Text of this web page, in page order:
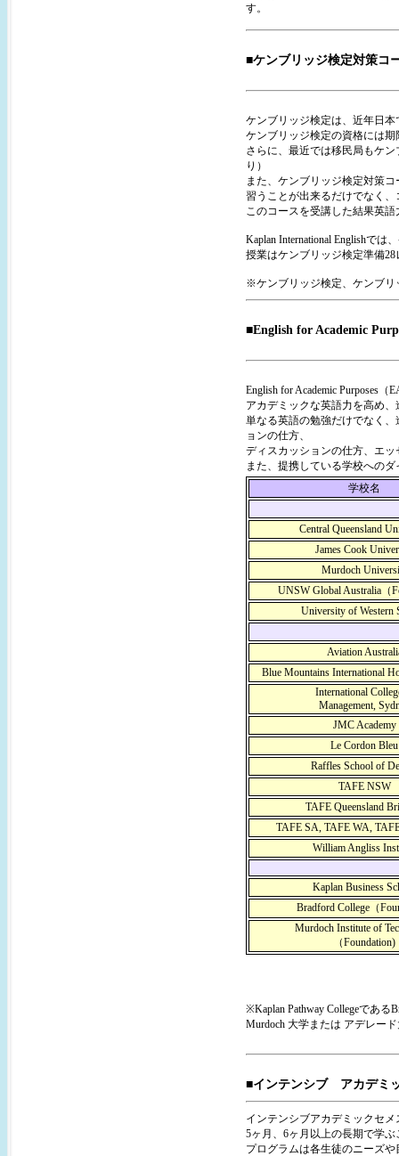
す。
■ケンブリッジ検定対策コ
ケンブリッジ検定は、近年日
ケンブリッジ検定の資格には
さらに、最近では移民局もケ
り）
また、ケンブリッジ検定対策コ
習うことが出来るだけでなく
このコースを受講した結果英
Kaplan International Englishで
授業はケンブリッジ検定準備
※ケンブリッジ検定、ケンブ
■English for Academic
English for Academic Purposes
アカデミックな英語力を高め
単なる英語の勉強だけでなく
ョンの仕方、
ディスカッションの仕方、エ
また、提携している学校への
学校名
Central Queensland
James Cook
Murdoch
UNSW Global Australia（
University of Western
Aviation
Blue Mountains International
International
Management,
JMC Academy
Le Cordon Bleu
Raffles School of
TAFE NSW
TAFE Queensland
TAFE SA, TAFE WA,
William Angliss
Kaplan Business
Bradford College（
Murdoch Institute of
（Foundation)
※Kaplan Pathway Collegeである
Murdoch 大学または アデレー
■インテンシブ アカデミ
インテンシブアカデミックセメ
5ヶ月、6ヶ月以上の長期で学
プログラムは各生徒のニーズ